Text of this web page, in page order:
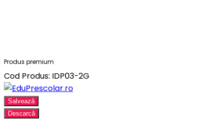
Produs premium
Cod Produs: IDP03-2G
Salvează
Descarcă